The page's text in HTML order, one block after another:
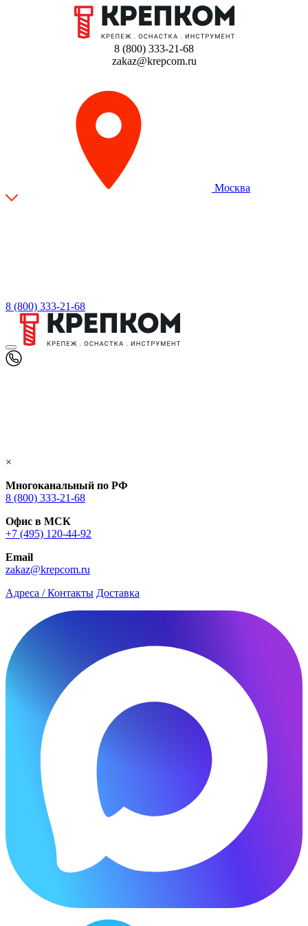
8 (800) 333-21-68
zakaz@krepcom.ru
Москва
8 (800) 333-21-68
×
Многоканальный по РФ
8 (800) 333‑21-68
Офис в МСК
+7 (495) 120-44-92
Email
zakaz@krepcom.ru
Адреса / Контакты Доставка